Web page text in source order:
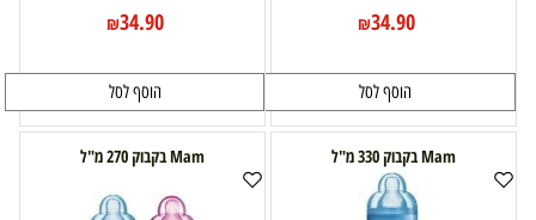
₪34.90
הוסף לסל
₪34.90
הוסף לסל
Mam בקבוק 330 מ"ל Mam בקבוק 270 מ"ל